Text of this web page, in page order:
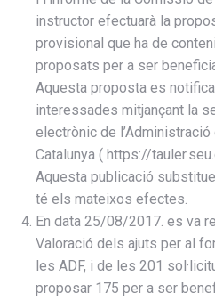
instructor efectuarà la
provisional que ha de
proposats per a ser
Aquesta proposta es
interessades mitjançant la
electrònic de
Catalunya ( https://
Aquesta publicació
té els mateixos efectes.
En data 25/08/2017. es va
Valoració dels ajuts per al
les ADF, i de les 201
proposar 175 per a ser